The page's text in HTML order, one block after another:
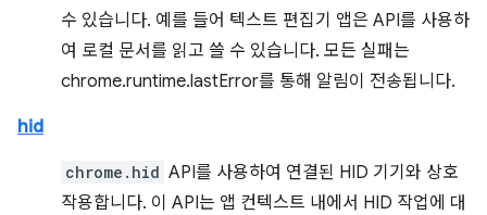
수 있습니다. 예를 들어 텍스트 편집기 앱은 API를 사용하
여 로컬 문서를 읽고 쓸 수 있습니다. 모든 실패는
chrome.runtime.lastError를 통해 알림이 전송됩니다.
hid
chrome.hid API를 사용하여 연결된 HID 기기와 상호
작용합니다. 이 API는 앱 컨텍스트 내에서 HID 작업에 대